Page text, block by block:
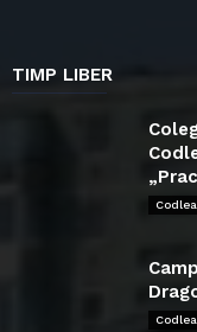
TIMP LIBER
Codlea
Codlea